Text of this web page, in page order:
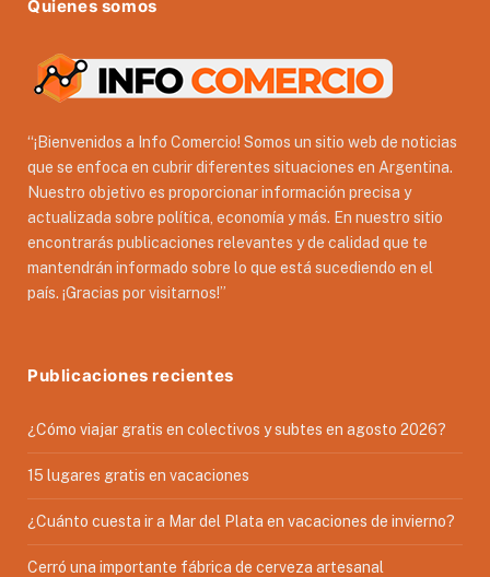
Quienes somos
“¡Bienvenidos a Info Comercio! Somos un sitio web de noticias
que se enfoca en cubrir diferentes situaciones en Argentina.
Nuestro objetivo es proporcionar información precisa y
actualizada sobre política, economía y más. En nuestro sitio
encontrarás publicaciones relevantes y de calidad que te
mantendrán informado sobre lo que está sucediendo en el
país. ¡Gracias por visitarnos!”
Publicaciones recientes
¿Cómo viajar gratis en colectivos y subtes en agosto 2026?
15 lugares gratis en vacaciones
¿Cuánto cuesta ir a Mar del Plata en vacaciones de invierno?
Cerró una importante fábrica de cerveza artesanal